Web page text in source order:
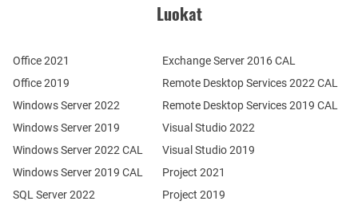
Luokat
Office 2021
Office 2019
Windows Server 2022
Windows Server 2019
SQL Server 2022
Windows Server 2022 CAL
Windows Server 2019 CAL
Remote Desktop Services 2022 CAL
Remote Desktop Services 2019 CAL
Exchange Server 2016 CAL
Visual Studio 2022
Visual Studio 2019
Project 2021
Project 2019